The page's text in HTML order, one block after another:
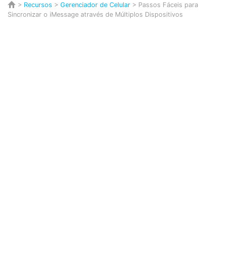
> Recursos > Gerenciador de Celular > Passos Fáceis para
Sincronizar o iMessage através de Múltiplos Dispositivos